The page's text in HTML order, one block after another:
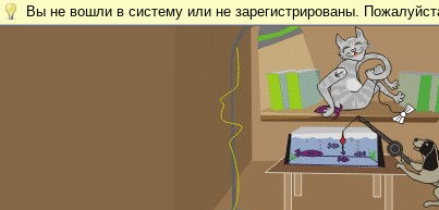
Вы не вошли в систему или не зарегистрированы.